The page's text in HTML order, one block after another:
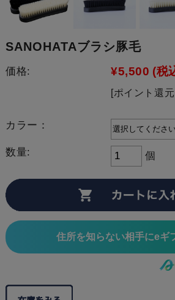
SANOHATAブラシ豚毛
価格: ¥5,500 (税
[ポイント還
カラー：
数量: 個
住所を知らない相手にeギ